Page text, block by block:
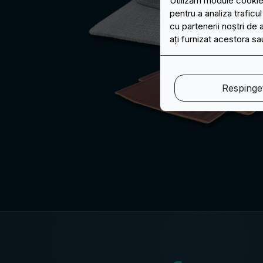
pentru a analiza
cu partenerii noștri de
ați furnizat acestora